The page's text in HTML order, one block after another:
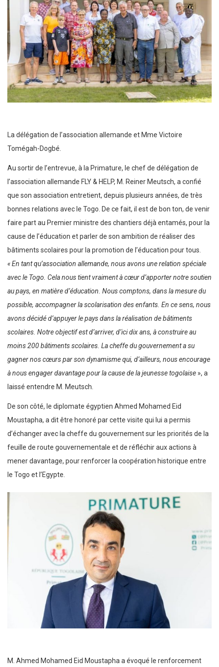
La délégation de l’association allemande et Mme Victoire
Tomégah-Dogbé.
Au sortir de l’entrevue, à la Primature, le chef de délégation de
l’association allemande FLY & HELP, M. Reiner Meutsch, a confié
que son association entretient, depuis plusieurs années, de très
bonnes relations avec le Togo. De ce fait, il est de bon ton, de venir
faire part au Premier ministre des chantiers déjà entamés, pour la
cause de l’éducation et parler de son ambition de réaliser des
bâtiments scolaires pour la promotion de l’éducation pour tous.
« En tant qu’association allemande, nous avons une relation spéciale
avec le Togo. Cela nous tient vraiment à cœur d’apporter notre soutien
au pays, en matière d’éducation. Nous comptons, dans la mesure du
possible, accompagner la scolarisation des enfants. En ce sens, nous
avons décidé d’appuyer le pays dans la réalisation de bâtiments
scolaires. Notre objectif est d’arriver, d’ici dix ans, à construire au
moins 200 bâtiments scolaires. La cheffe du gouvernement a su
gagner nos cœurs par son dynamisme qui, d’ailleurs, nous encourage
à nous engager davantage pour la cause de la jeunesse togolaise », a
laissé entendre M. Meutsch.
De son côté, le diplomate égyptien Ahmed Mohamed Eid
Moustapha, a dit être honoré par cette visite qui lui a permis
d’échanger avec la cheffe du gouvernement sur les priorités de la
feuille de route gouvernementale et de réfléchir aux actions à
mener davantage, pour renforcer la coopération historique entre
le Togo et l’Egypte.
M. Ahmed Mohamed Eid Moustapha a évoqué le renforcement